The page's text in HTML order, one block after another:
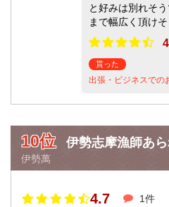
と好みは別れそ
まで幅広く頂けそ
貰った
出張・ビジネスでの
10位 伊勢志摩漁師あ
伊勢萬
4.7 1件